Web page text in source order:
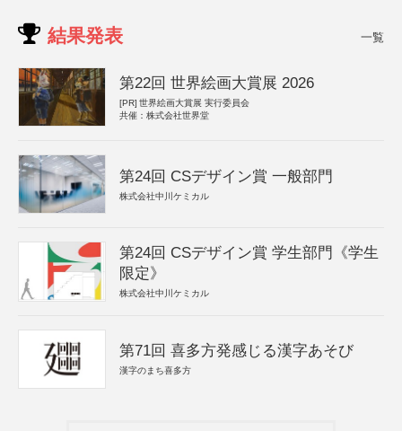
結果発表 一覧
第22回 世界絵画大賞展 2026
[PR] 世界絵画大賞展 実行委員会
共催：株式会社世界堂
第24回 CSデザイン賞 一般部門
株式会社中川ケミカル
第24回 CSデザイン賞 学生部門《学生
限定》
株式会社中川ケミカル
第71回 喜多方発感じる漢字あそび
漢字のまち喜多方